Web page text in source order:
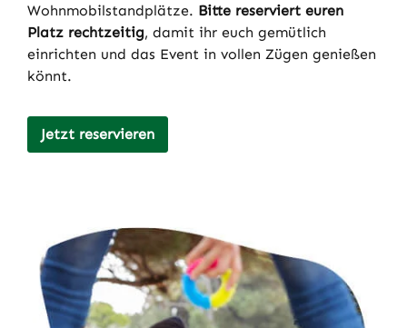
Wohnmobilstandplätze. Bitte reserviert euren
Platz rechtzeitig, damit ihr euch gemütlich
einrichten und das Event in vollen Zügen genießen
könnt.
Jetzt reservieren